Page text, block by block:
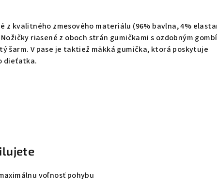
z kvalitného zmesového materiálu (96% bavlna, 4%
riasené z oboch strán gumičkami s ozdobným
šarm. V pase je taktiež mäkká gumička, ktorá poskytuje
dieťatka.
voľnosť pohybu